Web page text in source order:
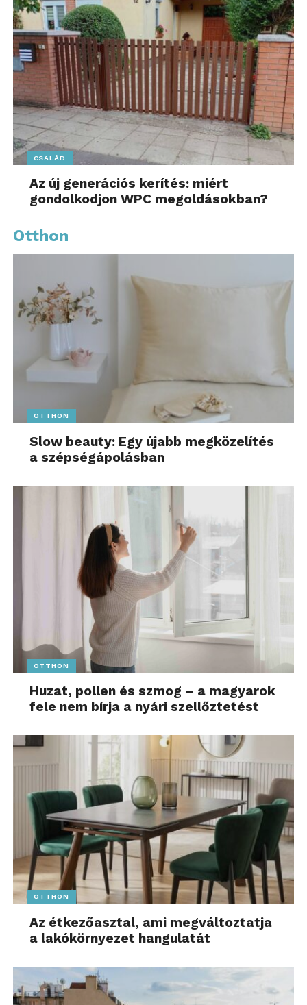
CSALÁD
Az új generációs kerítés: miért
gondolkodjon WPC megoldásokban?
Otthon
OTTHON
Slow beauty: Egy újabb megközelítés
a szépségápolásban
OTTHON
Huzat, pollen és szmog – a magyarok
fele nem bírja a nyári szellőztetést
OTTHON
Az étkezőasztal, ami megváltoztatja
a lakókörnyezet hangulatát